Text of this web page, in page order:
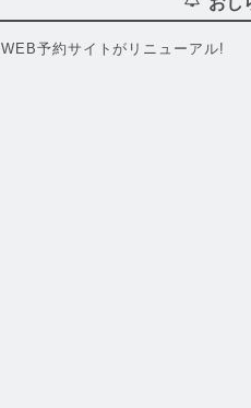
WEB予約サイトがリニューアル!